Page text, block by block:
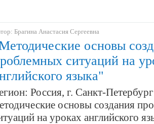
Брагина Анастасия Сергеевна
основы
ситуаций на
языка"
Россия, г. Санкт-
основы создания
на уроках английского